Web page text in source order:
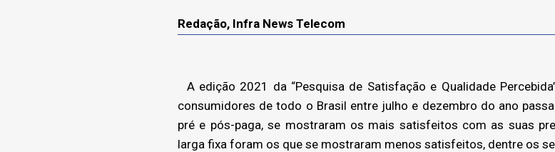
Redação, Infra News Telecom
A edição 2021 da “Pesquisa de Satisfação e Qualidade
consumidores de todo o Brasil entre julho e dezembro do ano
pré e pós-paga, se mostraram os mais satisfeitos com as suas
larga fixa foram os que se mostraram menos satisfeitos, dentre os